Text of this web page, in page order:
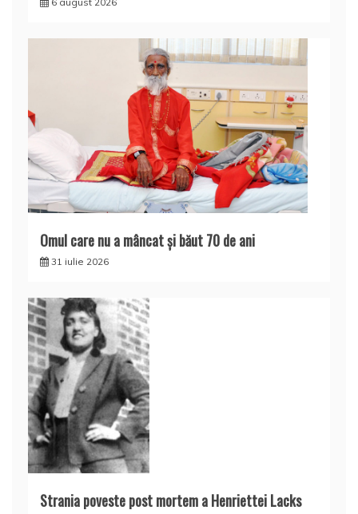
Omul care nu a mâncat şi băut 70 de ani
31 iulie 2026
Strania poveste post mortem a Henriettei Lacks